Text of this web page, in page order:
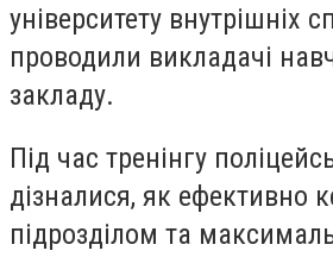
університету внутрішніх
проводили викладачі
закладу.
Під час тренінгу
дізналися, як ефективно
підрозділом та